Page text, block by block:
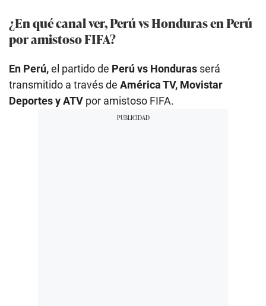
¿En qué canal ver, Perú vs Honduras en Perú
por amistoso FIFA?
En Perú,el partido de Perú vs Honduras será
transmitido a través de América TV, Movistar
Deportes y ATV por amistoso FIFA.